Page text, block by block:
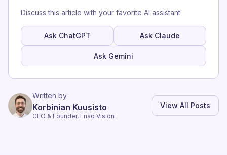
Discuss this article with your favorite AI assistant
Ask ChatGPT Ask Claude
Ask Gemini
Written by
Korbinian Kuusisto
CEO & Founder, Enao Vision
View All Posts